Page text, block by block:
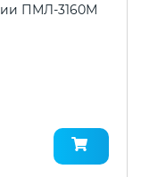
ПМЛ-3160М